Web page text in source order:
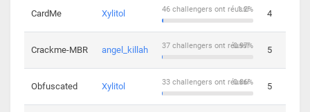
CardMe Xylitol 1.2%
46 challengers ont réussi 4
Crackme-MBR angel_killah 0.97%
37 challengers ont réussi 5
Obfuscated Xylitol 0.86%
33 challengers ont réussi 5